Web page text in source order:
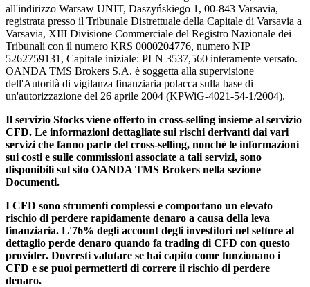
all'indirizzo Warsaw UNIT, Daszyńskiego 1, 00-843 Varsavia,
registrata presso il Tribunale Distrettuale della Capitale di Varsavia a
Varsavia, XIII Divisione Commerciale del Registro Nazionale dei
Tribunali con il numero KRS 0000204776, numero NIP
5262759131, Capitale iniziale: PLN 3537,560 interamente versato.
OANDA TMS Brokers S.A. è soggetta alla supervisione
dell'Autorità di vigilanza finanziaria polacca sulla base di
un'autorizzazione del 26 aprile 2004 (KPWiG-4021-54-1/2004).
Il servizio Stocks viene offerto in cross-selling insieme al servizio
CFD. Le informazioni dettagliate sui rischi derivanti dai vari
servizi che fanno parte del cross-selling, nonché le informazioni
sui costi e sulle commissioni associate a tali servizi, sono
disponibili sul sito OANDA TMS Brokers nella sezione
Documenti.
I CFD sono strumenti complessi e comportano un elevato
rischio di perdere rapidamente denaro a causa della leva
finanziaria. L'76% degli account degli investitori nel settore al
dettaglio perde denaro quando fa trading di CFD con questo
provider. Dovresti valutare se hai capito come funzionano i
CFD e se puoi permetterti di correre il rischio di perdere
denaro.